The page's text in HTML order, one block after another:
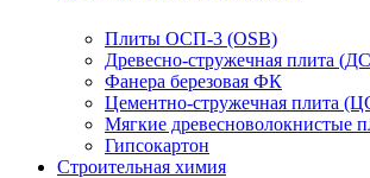
Плиты ОСП-3 (OSB)
Древесно-стружечная плита
Фанера березовая ФК
Цементно-стружечная плита
Мягкие
Гипсокартон
Строительная химия